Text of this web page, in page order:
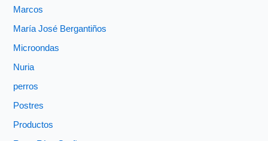
Marcos
María José Bergantiños
Microondas
Nuria
perros
Postres
Productos